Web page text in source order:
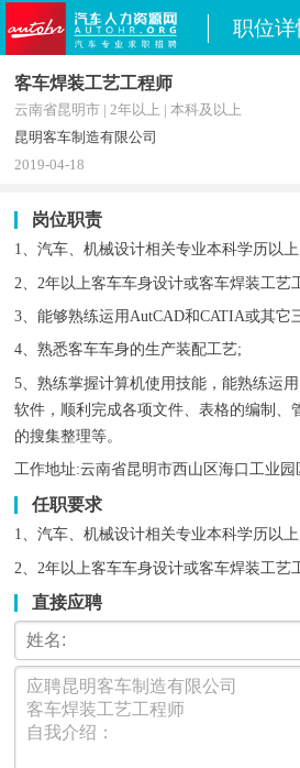
职位详
客车焊装工艺工程师
云南省昆明市 | 2年以上 | 本科及以上
昆明客车制造有限公司
2019-04-18
岗位职责
1、汽车、机械设计相关专业本科学历以
2、2年以上客车车身设计或客车焊装工艺
3、能够熟练运用AutCAD和CATIA或其它
4、熟悉客车车身的生产装配工艺;
5、熟练掌握计算机使用技能，能熟练运
软件，顺利完成各项文件、表格的编制、
的搜集整理等。
工作地址:云南省昆明市西山区海口工业
任职要求
1、汽车、机械设计相关专业本科学历以
2、2年以上客车车身设计或客车焊装工艺
直接应聘